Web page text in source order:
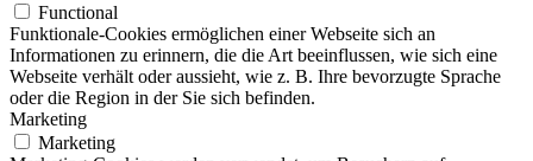
Functional
Funktionale-Cookies ermöglichen einer Webseite sich an
Informationen zu erinnern, die die Art beeinflussen, wie sich eine
Webseite verhält oder aussieht, wie z. B. Ihre bevorzugte Sprache
oder die Region in der Sie sich befinden.
Marketing
Marketing